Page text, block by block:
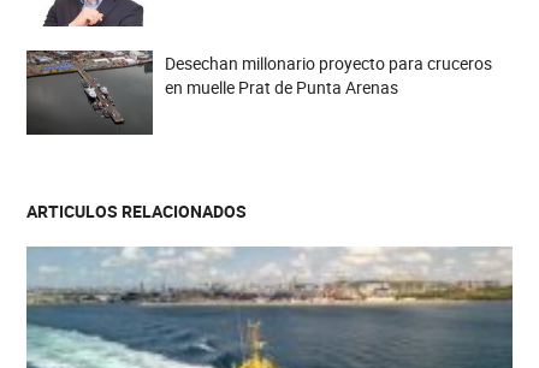
Desechan millonario proyecto para cruceros
en muelle Prat de Punta Arenas
ARTICULOS RELACIONADOS